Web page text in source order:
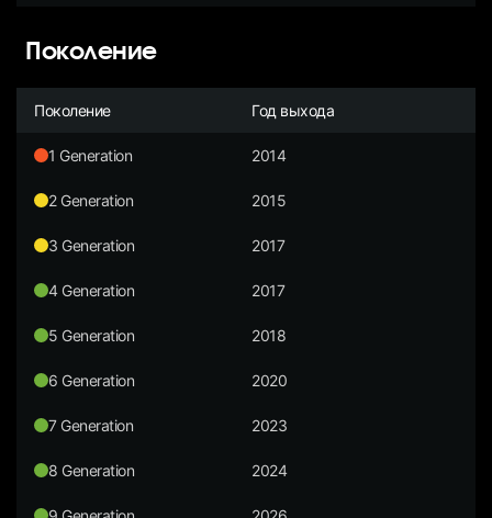
Поколение
Поколение Год выхода
1 Generation 2014
2 Generation 2015
3 Generation 2017
4 Generation 2017
5 Generation 2018
6 Generation 2020
7 Generation 2023
8 Generation 2024